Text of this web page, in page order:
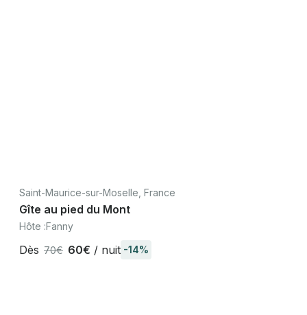
Saint-Maurice-sur-Moselle, France
Gîte au pied du Mont
Hôte :Fanny
Dès 70€ 60€ / nuit -14%